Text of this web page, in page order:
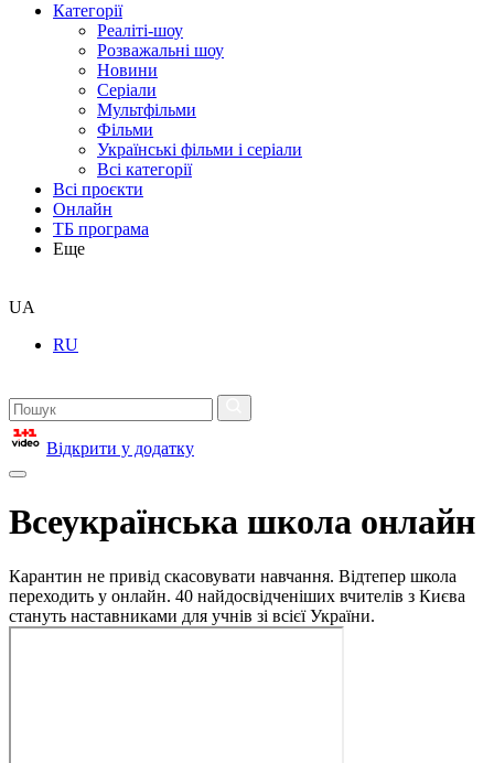
Категорії
Реаліті-шоу
Розважальні шоу
Новини
Серіали
Мультфільми
Фільми
Українські фільми і серіали
Всі категорії
Всі проєкти
Онлайн
ТБ програма
Еще
UA
RU
Відкрити у додатку
Всеукраїнська школа онлайн
Карантин не привід скасовувати навчання. Відтепер школа
переходить у онлайн. 40 найдосвідченіших вчителів з Києва
стануть наставниками для учнів зі всієї України.